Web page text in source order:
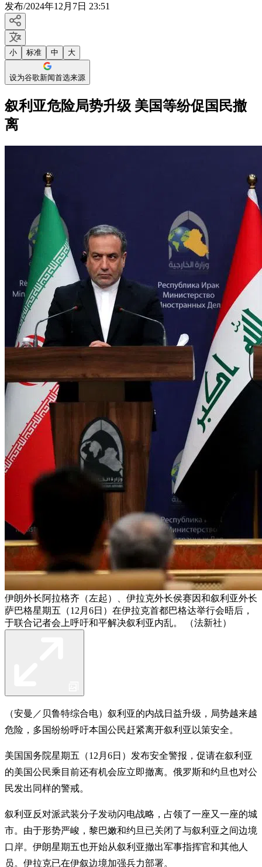
发布/2024年12月7日 23:51
小 标准 中 大
设为谷歌新闻首选来源
叙利亚危险局势升级 美国等纷促国民撤
离
伊朗外长阿拉格齐（左起）、伊拉克外长侯赛因和叙利亚外长
萨巴格星期五（12月6日）在伊拉克首都巴格达举行会晤后，
于联合记者会上呼吁和平解决叙利亚内乱。 （法新社）
（安曼／贝鲁特综合电）叙利亚的内战日益升级，局势越来越
危险，多国纷纷呼吁本国公民赶紧离开叙利亚以策安全。
美国国务院星期五（12月6日）发布安全警报，促请在叙利亚
的美国公民乘目前还有机会应立即撤离。俄罗斯和约旦也对公
民发出同样的警戒。
叙利亚反对派武装分子发动闪电战略，占领了一座又一座的城
市。由于形势严峻，黎巴嫩和约旦已关闭了与叙利亚之间边境
口岸。伊朗星期五也开始从叙利亚撤出军事指挥官和其他人
员。伊拉克已在伊叙边境加强兵力部署。